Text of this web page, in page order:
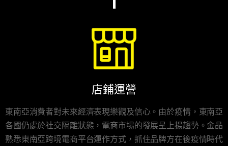
店鋪運營
東南亞消費者對未來經濟表現樂觀及信心。由於疫情，東南亞
各國仍處於社交隔離狀態，電商市場的發展呈上揚趨勢。金品
熟悉東南亞跨境電商平台運作方式，抓住品牌方在後疫情時代